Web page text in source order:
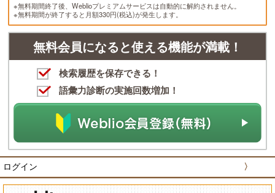
※無料期間終了後、Weblioプレミアムサービスは自動的に解約されません。
※無料期間が終了すると月額330円(税込)が発生します。
無料会員になると使える機能が満載！
検索履歴を保存できる！
語彙力診断の実施回数増加！
ログイン 〉